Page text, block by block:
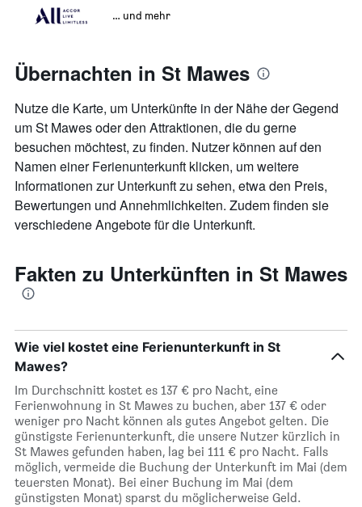
… und mehr
Übernachten in St Mawes
Nutze die Karte, um Unterkünfte in der Nähe der Gegend
um St Mawes oder den Attraktionen, die du gerne
besuchen möchtest, zu finden. Nutzer können auf den
Namen einer Ferienunterkunft klicken, um weitere
Informationen zur Unterkunft zu sehen, etwa den Preis,
Bewertungen und Annehmlichkeiten. Zudem finden sie
verschiedene Angebote für die Unterkunft.
Fakten zu Unterkünften in St Mawes
Wie viel kostet eine Ferienunterkunft in St
Mawes?
Im Durchschnitt kostet es 137 € pro Nacht, eine
Ferienwohnung in St Mawes zu buchen, aber 137 € oder
weniger pro Nacht können als gutes Angebot gelten. Die
günstigste Ferienunterkunft, die unsere Nutzer kürzlich in
St Mawes gefunden haben, lag bei 111 € pro Nacht. Falls
möglich, vermeide die Buchung der Unterkunft im Mai (dem
teuersten Monat). Bei einer Buchung im Mai (dem
günstigsten Monat) sparst du möglicherweise Geld.